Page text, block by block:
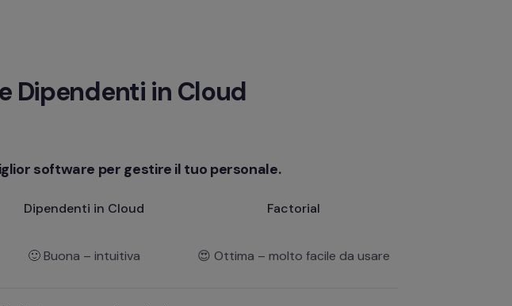
Dipendenti in Cloud
software per gestire il tuo personale.
Dipendenti in Cloud Factorial
🙂 Buona – intuitiva 😍 Ottima – molto facile da usare